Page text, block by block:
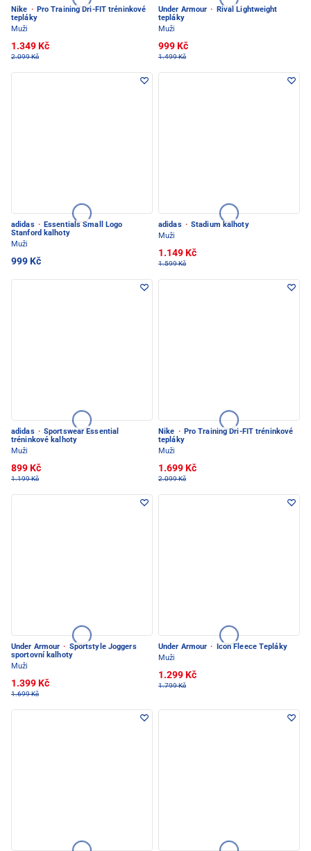
Nike · Pro Training Dri-FIT tréninkové
tepláky
Muži
1.349 Kč
2.099 Kč
Under Armour ·
Rival Lightweight
tepláky
Muži
999 Kč
1.499 Kč
adidas · Essentials Small Logo
Stanford kalhoty
Muži
999 Kč
adidas · Stadium kalhoty
Muži
1.149 Kč
1.599 Kč
adidas · Sportswear Essential
tréninkové kalhoty
Muži
899 Kč
1.199 Kč
Nike · Pro Training Dri-FIT tréninkové
tepláky
Muži
1.699 Kč
2.099 Kč
Under Armour · Sportstyle Joggers
sportovní kalhoty
Muži
1.399 Kč
1.699 Kč
Under Armour ·
Icon Fleece Tepláky
Muži
1.299 Kč
1.799 Kč